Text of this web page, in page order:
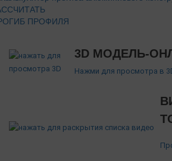
ПРОФИЛЯ
3D МОДЕЛЬ-
Нажми для просмотра в